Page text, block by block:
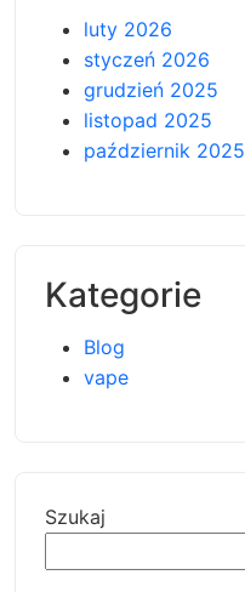
luty 2026
styczeń 2026
grudzień 2025
listopad 2025
październik 2025
Kategorie
Blog
vape
Szukaj